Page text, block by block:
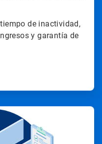
de inactividad,
y garantía de